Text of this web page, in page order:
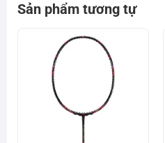
Sản phẩm tương tự